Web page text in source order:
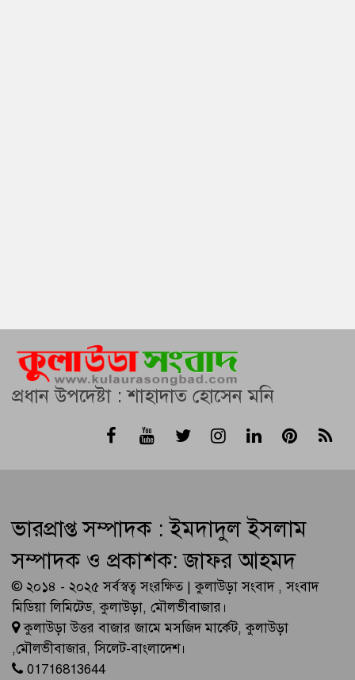
প্রধান উপদেষ্টা : শাহাদাত হোসেন মনি
ভারপ্রাপ্ত সম্পাদক : ইমদাদুল ইসলাম
সম্পাদক ও প্রকাশক: জাফর আহমদ
© ২০১৪ - ২০২৫ সর্বস্বত্ব সংরক্ষিত | কুলাউড়া সংবাদ , সংবাদ
মিডিয়া লিমিটেড, কুলাউড়া, মৌলভীবাজার।
কুলাউড়া উত্তর বাজার জামে মসজিদ মার্কেট, কুলাউড়া
,মৌলভীবাজার, সিলেট-বাংলাদেশ।
01716813644